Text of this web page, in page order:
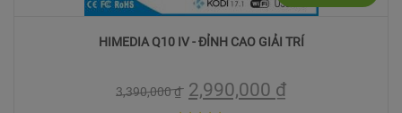
HIMEDIA Q10 IV - ĐỈNH CAO GIẢI TRÍ
3,390,000₫ 2,990,000 ₫